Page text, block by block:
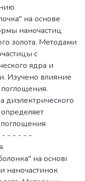
на основе
наночастиц
золота. Методами
с
ядра и
Изучено влияние
диэлектрического
- - - - - -
на основі
наночастинок